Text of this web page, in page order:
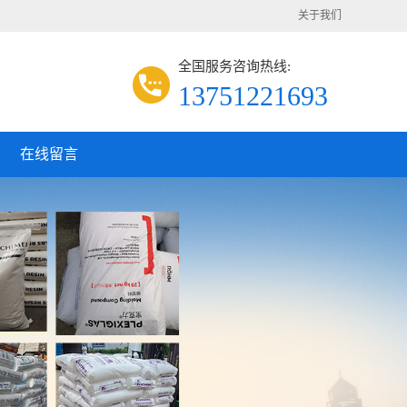
关于我们
全国服务咨询热线:
13751221693
在线留言